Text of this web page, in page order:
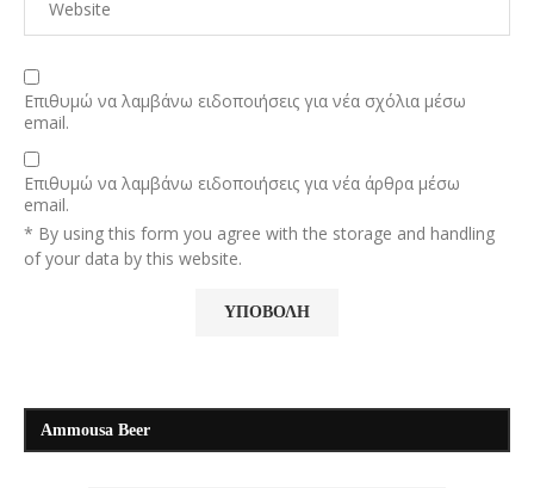
Επιθυμώ να λαμβάνω ειδοποιήσεις για νέα σχόλια μέσω
email.
Επιθυμώ να λαμβάνω ειδοποιήσεις για νέα άρθρα μέσω
email.
* By using this form you agree with the storage and handling
of your data by this website.
Ammousa Beer